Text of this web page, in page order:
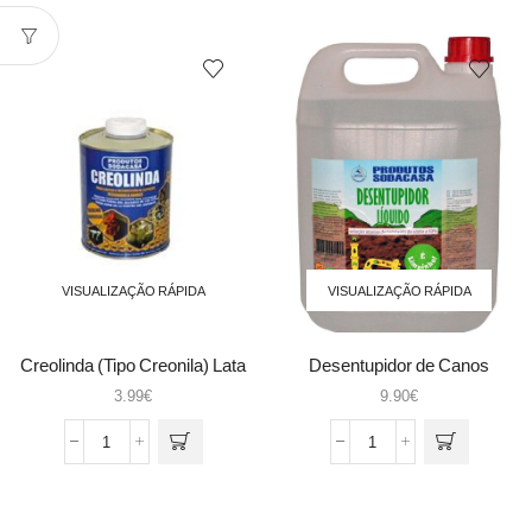
belnorte
5lt
VISUALIZAÇÃO RÁPIDA
Creolinda (Tipo Creonila) Lata
1Lt (cx12)
3.99€
Quantidade
VISUALIZAÇÃO RÁPIDA
Desentupidor de Canos
Liquido 5Lt
9.90€
Quantidade